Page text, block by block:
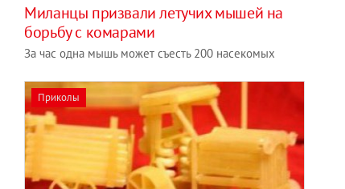
Миланцы призвали летучих мышей на
борьбу с комарами
За час одна мышь может съесть 200 насекомых
Приколы